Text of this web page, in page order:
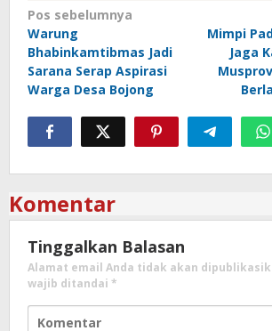
Navigasi
pos
Pos sebelumnya
Warung
Bhabinkamtibmas Jadi
Sarana Serap Aspirasi
Warga Desa Bojong
Mimpi
Jaga
Komentar
Tinggalkan Balasan
Alamat email Anda tidak akan
wajib ditandai *